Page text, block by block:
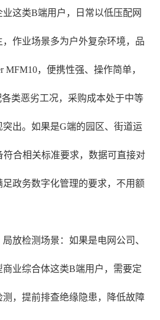
这类B端用户，日常以低压配网
作业场景多为户外复杂环境，品
MFM10，便携性强、操作简单，
类恶劣工况，采购成本处于中等
突出。如果是G端的园区、街道运
符合相关标准要求，数据可直接对
政务数字化管理的要求，不用额
放检测场景：如果是电网公司、
业综合体这类B端用户，需要定
，提前排查绝缘隐患，降低故障